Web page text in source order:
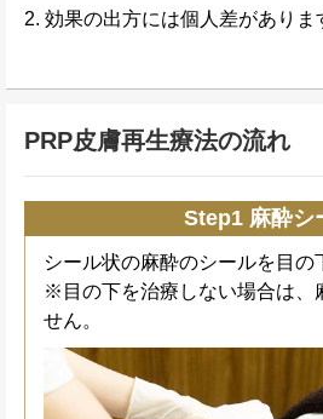
2. 効果の出方には個人差がありま
PRP皮膚再生療法の流れ
Step1 麻酔シ
シール状の麻酔のシールを目の
※目の下を治療しない場合は、
せん。